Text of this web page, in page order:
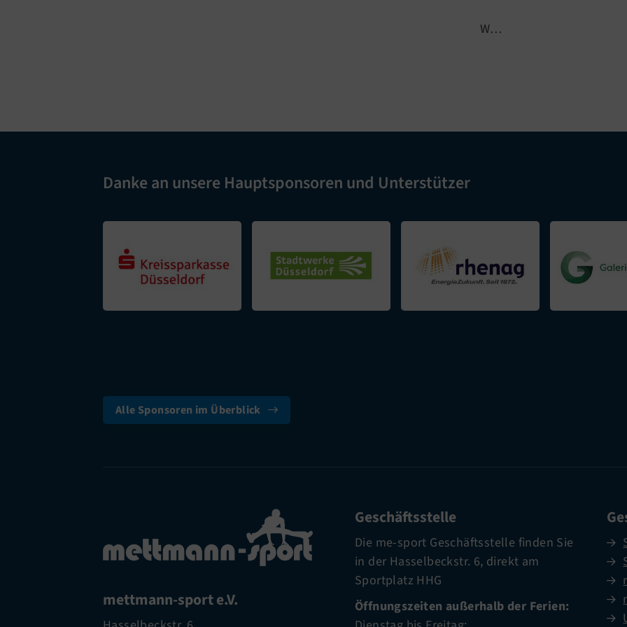
W…
Danke an unsere Hauptsponsoren und Unterstützer
Alle Sponsoren im Überblick
mettmann-sport e.V.
Geschäftsstelle
Die me-sport Geschäftsstelle finden Sie
in der Hasselbeckstr. 6, direkt am
Sportplatz HHG
Öffnungszeiten außerhalb der Ferien: